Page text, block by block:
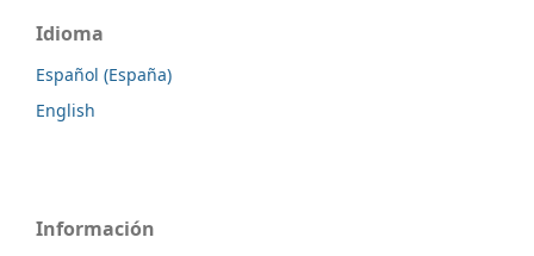
Idioma
Español (España)
English
Información